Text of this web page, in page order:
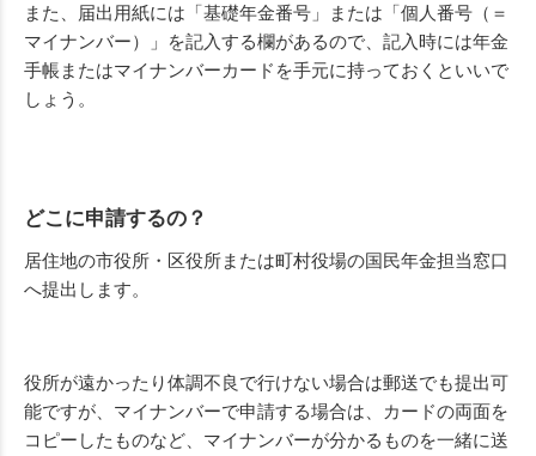
また、届出用紙には「基礎年金番号」または「個人番号（＝
マイナンバー）」を記入する欄があるので、記入時には年金
手帳またはマイナンバーカードを手元に持っておくといいで
しょう。
どこに申請するの？
居住地の市役所・区役所または町村役場の国民年金担当窓口
へ提出します。
役所が遠かったり体調不良で行けない場合は郵送でも提出可
能ですが、マイナンバーで申請する場合は、カードの両面を
コピーしたものなど、マイナンバーが分かるものを一緒に送